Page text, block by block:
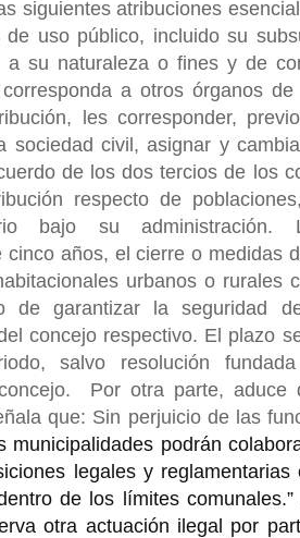
siguientes atribuciones
uso público, incluido su s
a su naturaleza o fines y de
a otros órganos
les corresponder,
sociedad civil, asignar y
de los dos tercios de los
respecto de
bajo su administración.
años, el cierre o medidas
urbanos o rurales
garantizar la seguridad
concejo respectivo. El plazo
salvo resolución
Por otra parte, aduce
que: Sin perjuicio de las
municipalidades podrán
legales y reglamentarias
de los límites
otra actuación ilegal por